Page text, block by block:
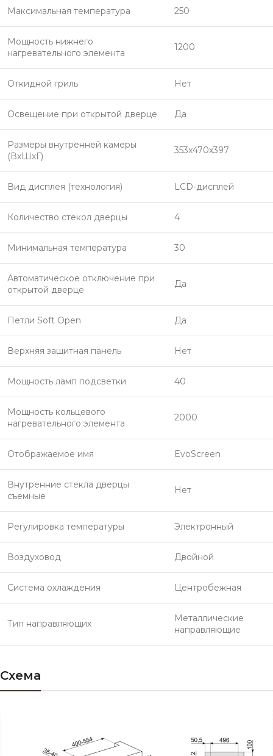
Максимальная температура 250
Мощность нижнего
нагревательного элемента
1200
Откидной гриль Нет
Освещение при открытой дверце Да
Размеры внутренней камеры
(ВхШхГ)
353x470x397
Вид дисплея (технология) LCD-дисплей
Количество стекол дверцы 4
Минимальная температура 30
Автоматическое отключение при
открытой дверце
Да
Петли Soft Open Да
Верхняя защитная панель Нет
Мощность ламп подсветки 40
Мощность кольцевого
нагревательного элемента
2000
Отображаемое имя EvoScreen
Внутренние стекла дверцы
съемные
Нет
Регулировка температуры Электронный
Воздуховод Двойной
Система охлаждения Центробежная
Тип направляющих
Металлические
направляющие
Схема